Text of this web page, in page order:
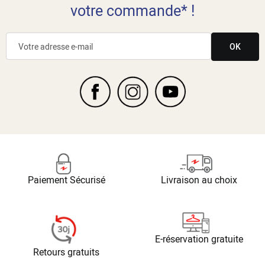
votre commande* !
OK
Paiement Sécurisé Livraison au choix
Retours gratuits
E-réservation gratuite